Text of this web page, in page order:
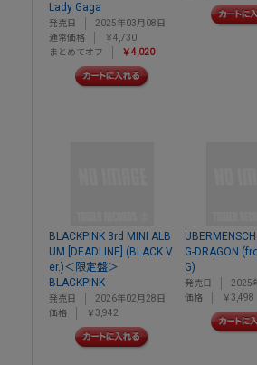
Lady Gaga
発売日
2025年03月08日
通常価格
￥4,730
まとめてオフ
￥4,020
BLACKPINK 3rd MINI ALB
UM [DEADLINE] (BLACK V
er.)＜限定盤＞
BLACKPINK
発売日
2026年02月28日
価格
￥3,942
G-DRAGON
G)
発売日
2025
価格
￥3,498